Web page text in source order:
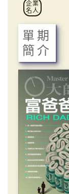
企業
名人
單期
簡介